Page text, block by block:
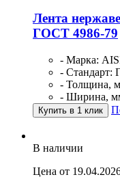
Лента
ГОСТ 4986-79
- Марка:
- Стандарт:
- Толщина,
- Ширина,
Купить в 1 клик
В наличии
Цена от